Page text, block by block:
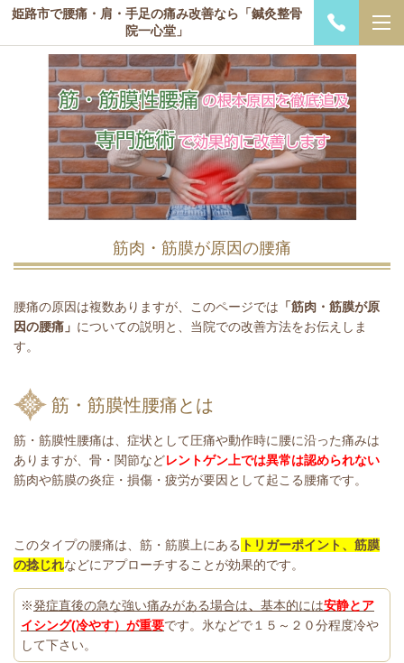
姫路市で腰痛・肩・手足の痛み改善なら「鍼灸整骨
院一心堂」
筋肉・筋膜が原因の腰痛
腰痛の原因は複数ありますが、このページでは 「筋肉・筋膜が原
因の腰痛」 についての説明と、当院での改善方法をお伝えしま
す。
筋・筋膜性腰痛とは
筋・筋膜性腰痛は、症状として圧痛や動作時に腰に沿った痛みは
ありますが、骨・関節などレントゲン上では異常は認められない
筋肉や筋膜の炎症・損傷・疲労が要因として起こる腰痛です。
このタイプの腰痛は、筋・筋膜上にある トリガーポイント 、 筋膜
の捻じれなどにアプローチすることが効果的です。
※発症直後の急な強い痛みがある場合は、 基本的には安静とア
イシング(冷やす）が重要です。氷などで１５～２０分程度冷や
して下さい。